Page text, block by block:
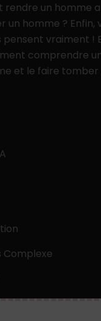
rendre un homme
homme ? Enfin,
vraiment !
comprendre
et le faire tomber
Complexe